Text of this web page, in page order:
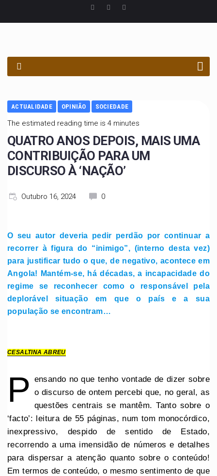
ACTUALIDADE OPINIÃO SOCIEDADE
The estimated reading time is 4 minutes
QUATRO ANOS DEPOIS, MAIS UMA
CONTRIBUIÇÃO PARA UM
DISCURSO À ‘NAÇÃO’
Outubro 16, 2024 0
O seu autor deveria pedir perdão por continuar a
recorrer à figura do “inimigo”, (interno desta vez)
para justificar tudo o que, de negativo, acontece em
Angola! Mantém-se, há décadas, a incapacidade do
regime se reconhecer como o responsável pela
deplorável situação em que o país e a sua
população se encontram…
CESALTINA ABREU
P ensando no que tenho vontade de dizer sobre
o discurso de ontem percebi que, no geral, as
questões centrais se mantêm. Tanto sobre o
‘facto’: leitura de 55 páginas, num tom monocórdico,
inexpressivo, despido de sentido de Estado,
recorrendo a uma imensidão de números e detalhes
para dispersar a atenção quanto sobre o conteúdo!
Em termos de conteúdo, o mesmo sentimento de que